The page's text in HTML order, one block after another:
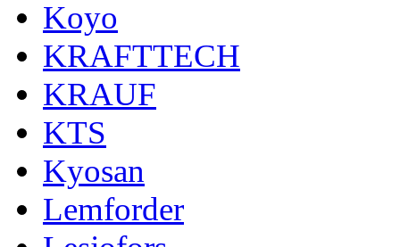
Koyo
KRAFTTECH
KRAUF
KTS
Kyosan
Lemforder